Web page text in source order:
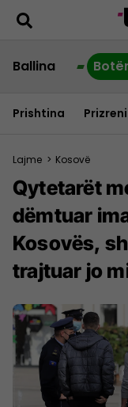
Ballina
Prishtina Prizreni
Lajme > Kosovë
Qytetarët
dëmtuar
Kosovës,
trajtuar jo